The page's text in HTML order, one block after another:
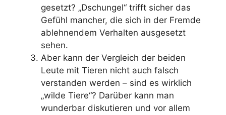
gesetzt? „Dschungel“ trifft sicher das
Gefühl mancher, die sich in der Fremde
ablehnendem Verhalten ausgesetzt
sehen.
Aber kann der Vergleich der beiden
Leute mit Tieren nicht auch falsch
verstanden werden – sind es wirklich
„wilde Tiere“? Darüber kann man
wunderbar diskutieren und vor allem